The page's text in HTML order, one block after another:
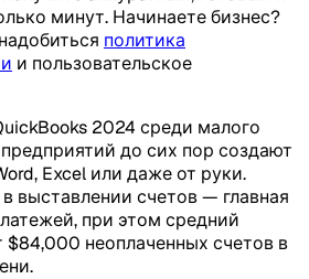
минут. Начинаете бизнес?
политика
и пользовательское
2024 среди малого
до сих пор создают
Excel или даже от руки.
выставлении счетов — главная
при этом средний
неоплаченных счетов в